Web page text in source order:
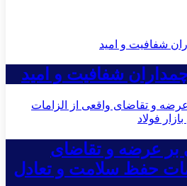
شفافیت و امید
بر عرضه و تقاضای
حفظ سلامت و تعادل